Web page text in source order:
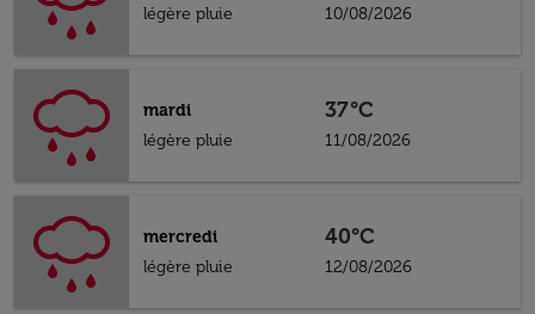
légère pluie
10/08/2026
mardi
légère pluie
37°C
11/08/2026
mercredi
légère pluie
40°C
12/08/2026